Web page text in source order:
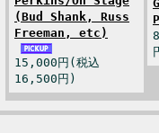
(Bud Shank, Russ
Freeman, etc)
15,000円(税込
16,500円)